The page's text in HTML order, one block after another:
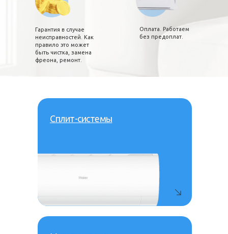
Гарантия в случае
неисправностей. Как
правило это может
быть чистка, замена
фреона, ремонт.
Оплата. Работаем
без предоплат.
Сплит-системы
Сплит-системы